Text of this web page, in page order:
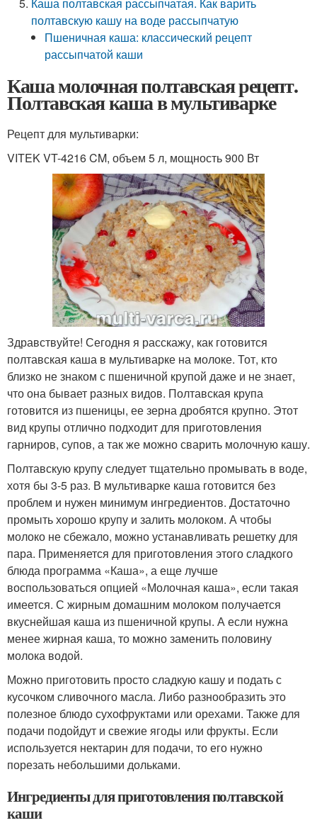
полтавскую кашу на воде рассыпчатую
Пшеничная каша: классический рецепт
рассыпчатой каши
Каша молочная полтавская рецепт.
Полтавская каша в мультиварке
Рецепт для мультиварки:
VITEK VT-4216 CM, объем 5 л, мощность 900 Вт
Здравствуйте! Сегодня я расскажу, как готовится
полтавская каша в мультиварке на молоке. Тот, кто
близко не знаком с пшеничной крупой даже и не знает,
что она бывает разных видов. Полтавская крупа
готовится из пшеницы, ее зерна дробятся крупно. Этот
вид крупы отлично подходит для приготовления
гарниров, супов, а так же можно сварить молочную кашу.
Полтавскую крупу следует тщательно промывать в воде,
хотя бы 3-5 раз. В мультиварке каша готовится без
проблем и нужен минимум ингредиентов. Достаточно
промыть хорошо крупу и залить молоком. А чтобы
молоко не сбежало, можно устанавливать решетку для
пара. Применяется для приготовления этого сладкого
блюда программа «Каша», а еще лучше
воспользоваться опцией «Молочная каша», если такая
имеется. С жирным домашним молоком получается
вкуснейшая каша из пшеничной крупы. А если нужна
менее жирная каша, то можно заменить половину
молока водой.
Можно приготовить просто сладкую кашу и подать с
кусочком сливочного масла. Либо разнообразить это
полезное блюдо сухофруктами или орехами. Также для
подачи подойдут и свежие ягоды или фрукты. Если
используется нектарин для подачи, то его нужно
порезать небольшими дольками.
Ингредиенты для приготовления полтавской
каши